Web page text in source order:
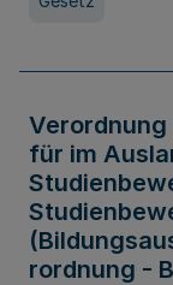
für im
rordnung -